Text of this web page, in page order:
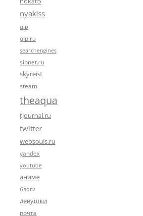
nyakiss
qip
qip.ru
searchengines
sibnet.ru
skyreist
steam
theaqua
tjournal.ru
twitter
websouls.ru
yandex
youtube
аниме
блоги
девушки
почта